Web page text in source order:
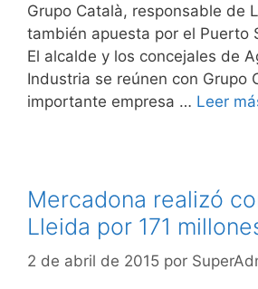
Grupo Català, responsable de
también apuesta por el Puerto
El alcalde y los concejales de
Industria se reúnen con Grupo
importante empresa … Leer
Mercadona realizó
Lleida por 171
2 de abril de 2015 por